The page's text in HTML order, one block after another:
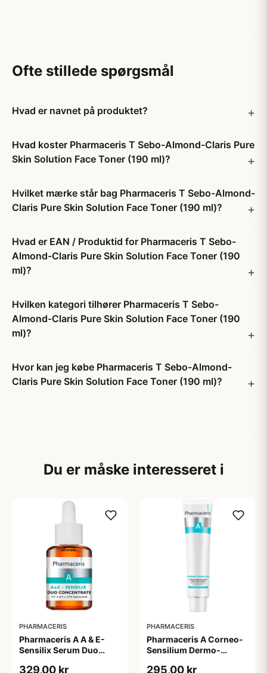
Ofte stillede spørgsmål
Hvad er navnet på produktet?
Hvad koster Pharmaceris T Sebo-Almond-Claris Pure
Skin Solution Face Toner (190 ml)?
Hvilket mærke står bag Pharmaceris T Sebo-Almond-
Claris Pure Skin Solution Face Toner (190 ml)?
Hvad er EAN / Produktid for Pharmaceris T Sebo-
Almond-Claris Pure Skin Solution Face Toner (190
ml)?
Hvilken kategori tilhører Pharmaceris T Sebo-
Almond-Claris Pure Skin Solution Face Toner (190
ml)?
Hvor kan jeg købe Pharmaceris T Sebo-Almond-
Claris Pure Skin Solution Face Toner (190 ml)?
Du er måske interesseret i
PHARMACERIS
Pharmaceris A A & E-
Sensilix Serum Duo
329,00 kr
PHARMACERIS
Pharmaceris A Corneo-
Sensilium Dermo-
295,00 kr